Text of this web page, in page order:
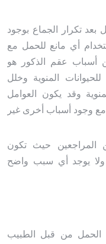
تكرار الجماع بوجود
أي مانع للحمل مع
أسباب عقم الذكور هو
المنوية وخلل
وقد يكون العوامل
مع وجود أسباب أخرى غير
العقم بين 10-20% من المراجعين حيث تكون
ولا يوجد أي سبب واضح
الحمل من قبل الطبيب